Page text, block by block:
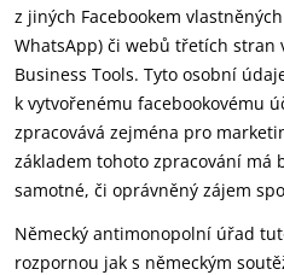
z jiných Facebookem
WhatsApp) či webů třetích stran
Business Tools. Tyto osobní
k vytvořenému facebookovému
zpracovává zejména pro
základem tohoto zpracování má
samotné, či oprávněný zájem
Německý antimonopolní úřad
rozpornou jak s německým